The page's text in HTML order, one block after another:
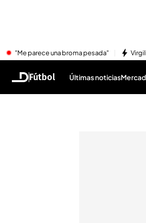
"Me parece una broma pesada"
Fútbol Últimas noticias